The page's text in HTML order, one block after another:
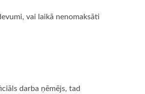
vai laikā nenomaksāti
darba ņēmējs, tad